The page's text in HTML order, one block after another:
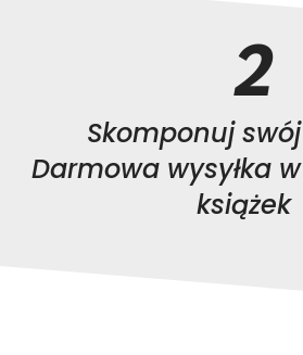
2
Skomponuj
Darmowa wysyłka
książek